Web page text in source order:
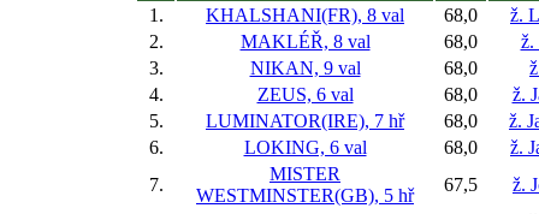
1.
KHALSHANI(FR), 8 val 68,0
ž.
2.
MAKLÉŘ, 8 val 68,0
ž.
3.
NIKAN, 9 val 68,0
4.
ZEUS, 6 val 68,0
ž.
5.
LUMINATOR(IRE), 7 hř 68,0
ž.
6.
LOKING, 6 val 68,0
ž.
7.
MISTER
WESTMINSTER(GB), 5 hř
67,5
ž.